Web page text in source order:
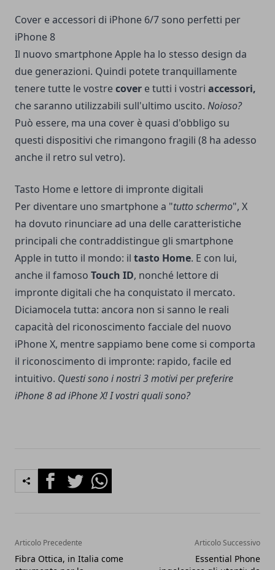
Cover e accessori di iPhone 6/7 sono perfetti per
iPhone 8
Il nuovo smartphone Apple ha lo stesso design da
due generazioni. Quindi potete tranquillamente
tenere tutte le vostrecover e tutti i vostri accessori,
che saranno utilizzabili sull'ultimo uscito. Noioso?
Può essere, ma una cover è quasi d'obbligo su
questi dispositivi che rimangono fragili (8 ha adesso
anche il retro sul vetro).
Tasto Home e lettore di impronte digitali
Per diventare uno smartphone a "tutto schermo", X
ha dovuto rinunciare ad una delle caratteristiche
principali che contraddistingue gli smartphone
Apple in tutto il mondo: il tasto Home. E con lui,
anche il famoso Touch ID, nonché lettore di
impronte digitali che ha conquistato il mercato.
Diciamocela tutta: ancora non si sanno le reali
capacità del riconoscimento facciale del nuovo
iPhone X, mentre sappiamo bene come si comporta
il riconoscimento di impronte: rapido, facile ed
intuitivo. Questi sono i nostri 3 motivi per preferire
iPhone 8 ad iPhone X! I vostri quali sono?
FacebookTwitterWhatsapp
Articolo Precedente
Fibra Ottica, in Italia come
Articolo Successivo
Essential Phone